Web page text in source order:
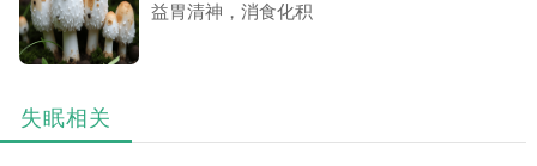
益胃清神，消食化积
失眠相关